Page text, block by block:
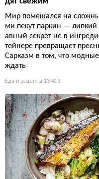
Мир помешался на
ми пекут паркин — липкий
авный секрет не в
тейнере превращает
Сарказм в том, что
ждать
Еда и рецепты 13 413